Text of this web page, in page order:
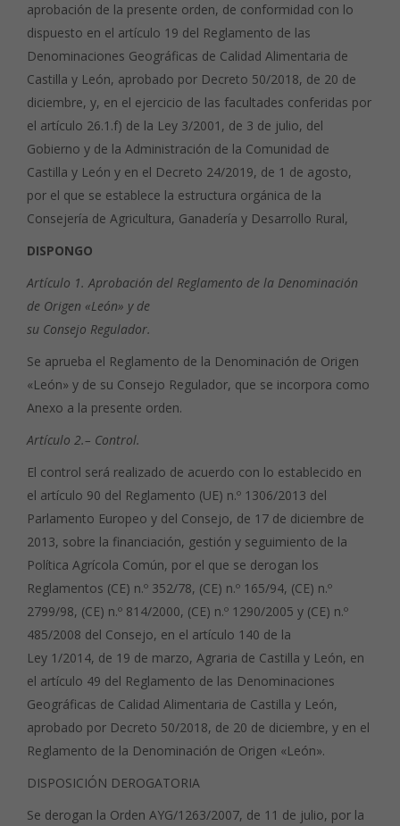
aprobación de la presente orden, de conformidad con lo
dispuesto en el artículo 19 del Reglamento de las
Denominaciones Geográficas de Calidad Alimentaria de
Castilla y León, aprobado por Decreto 50/2018, de 20 de
diciembre, y, en el ejercicio de las facultades conferidas por
el artículo 26.1.f) de la Ley 3/2001, de 3 de julio, del
Gobierno y de la Administración de la Comunidad de
Castilla y León y en el Decreto 24/2019, de 1 de agosto,
por el que se establece la estructura orgánica de la
Consejería de Agricultura, Ganadería y Desarrollo Rural,
DISPONGO
Artículo 1. Aprobación del Reglamento de la Denominación
de Origen «León» y de
su Consejo Regulador.
Se aprueba el Reglamento de la Denominación de Origen
«León» y de su Consejo Regulador, que se incorpora como
Anexo a la presente orden.
Artículo 2.– Control.
El control será realizado de acuerdo con lo establecido en
el artículo 90 del Reglamento (UE) n.º 1306/2013 del
Parlamento Europeo y del Consejo, de 17 de diciembre de
2013, sobre la financiación, gestión y seguimiento de la
Política Agrícola Común, por el que se derogan los
Reglamentos (CE) n.º 352/78, (CE) n.º 165/94, (CE) n.º
2799/98, (CE) n.º 814/2000, (CE) n.º 1290/2005 y (CE) n.º
485/2008 del Consejo, en el artículo 140 de la
Ley 1/2014, de 19 de marzo, Agraria de Castilla y León, en
el artículo 49 del Reglamento de las Denominaciones
Geográficas de Calidad Alimentaria de Castilla y León,
aprobado por Decreto 50/2018, de 20 de diciembre, y en el
Reglamento de la Denominación de Origen «León».
DISPOSICIÓN DEROGATORIA
Se derogan la Orden AYG/1263/2007, de 11 de julio, por la